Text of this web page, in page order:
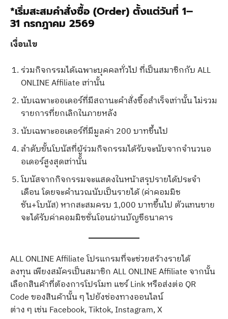
*เริ่มสะสมคำสั่งซื้อ (Order) ตั้งแต่วันที่ 1–
31 กรกฎาคม 2569
เงื่อนไข
ร่วมกิจกรรมได้เฉพาะบุคคลทั่วไป ที่เป็นสมาชิกกับ ALL
ONLINE Affiliate เท่านั้น
นับเฉพาะออเดอร์ที่มีสถานะคำสั่งซื้อสำเร็จเท่านั้น ไม่รวม
รายการที่ยกเลิกในภายหลัง
นับเฉพาะออเดอร์ที่มีมูลค่า 200 บาทขึ้นไป
ลำดับขั้นโบนัสที่ผู้ร่วมกิจกรรมได้รับจะนับจากจำนวนอ
อเดอร์สูงสุดเท่านั้น
โบนัสจากกิจกรรมจะแสดงในหน้าสรุปรายได้ประจํา
เดือน โดยจะคำนวณนับเป็นรายได้ (ค่าคอมมิช
ชัน+โบนัส) หากสะสมครบ 1,000 บาทขึ้นไป ตัวแทนขาย
จะได้รับค่าคอมมิชชั่นโอนผ่านบัญชีธนาคาร
ALL ONLINE Affiliate โปรแกรมที่จะช่วยสร้างรายได้
ลงทุน เพียงสมัครเป็นสมาชิก ALL ONLINE Affiliate จากนั้น
เลือกสินค้าที่ต้องการโปรโมท แชร์ Link หรือส่งต่อ QR
Code ของสินค้านั้น ๆ ไปยังช่องทางออนไลน์
ต่าง ๆ เช่น Facebook, Tiktok, Instagram, X